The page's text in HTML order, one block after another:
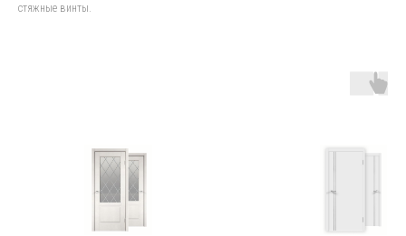
стяжные винты.